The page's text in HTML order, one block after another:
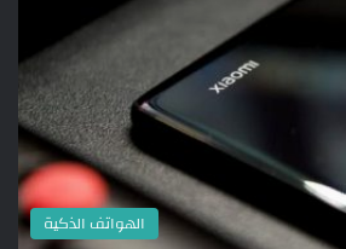
الهواتف الذكية